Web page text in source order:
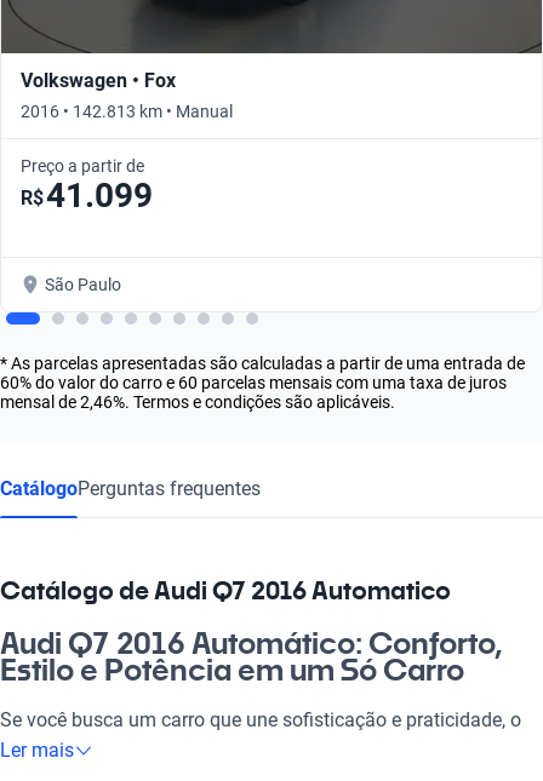
Volkswagen • Fox
2016 • 142.813 km • Manual
Preço a partir de
R$41.099
São Paulo
* As parcelas apresentadas são calculadas a partir de uma entrada de
60% do valor do carro e 60 parcelas mensais com uma taxa de juros
mensal de 2,46%. Termos e condições são aplicáveis.
CatálogoPerguntas frequentes
Catálogo de Audi Q7 2016 Automatico
Audi Q7 2016 Automático: Conforto,
Estilo e Potência em um Só Carro
Se você busca um carro que une sofisticação e praticidade, o
Audi Q7 2016 Automático é a escolha perfeita. Com seu motor
Ler mais